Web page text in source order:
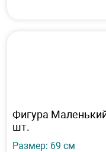
Фигура
шт.
Размер: 69 см